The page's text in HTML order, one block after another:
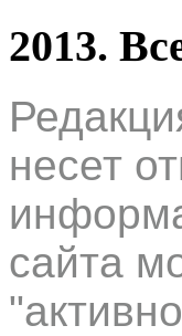
2013.
несет
сайта